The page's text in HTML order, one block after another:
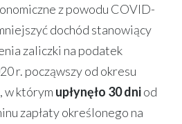
z powodu COVID-
dochód stanowiący
zaliczki na podatek
r. począwszy od okresu
w którym upłynęło 30 dniod
zapłaty określonego na